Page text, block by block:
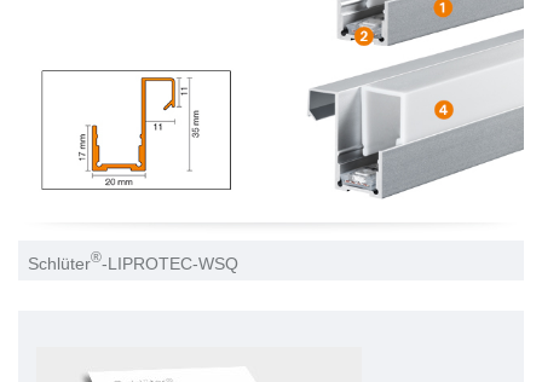
Schlüter®-LIPROTEC-WSQ